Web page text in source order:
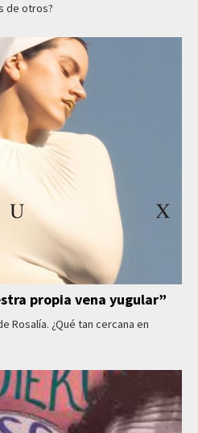
de otros?
propia vena yugular”
Rosalía. ¿Qué tan cercana en